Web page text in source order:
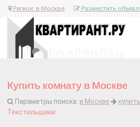
Регион: в Москве Разместить
Купить комнату в Москве
Параметры поиска: в Москве
Текстильщики